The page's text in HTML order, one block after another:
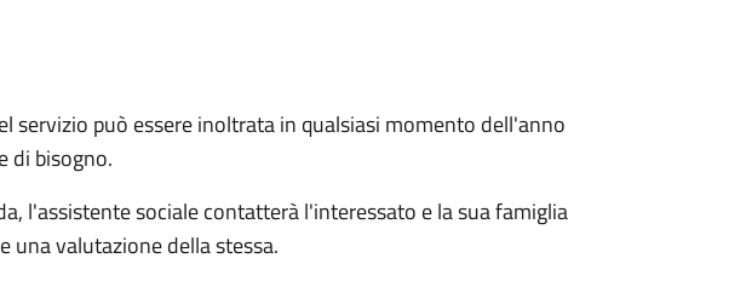
servizio può essere inoltrata in qualsiasi momento dell'anno
di bisogno.
l'assistente sociale contatterà l'interessato e la sua famiglia
una valutazione della stessa.